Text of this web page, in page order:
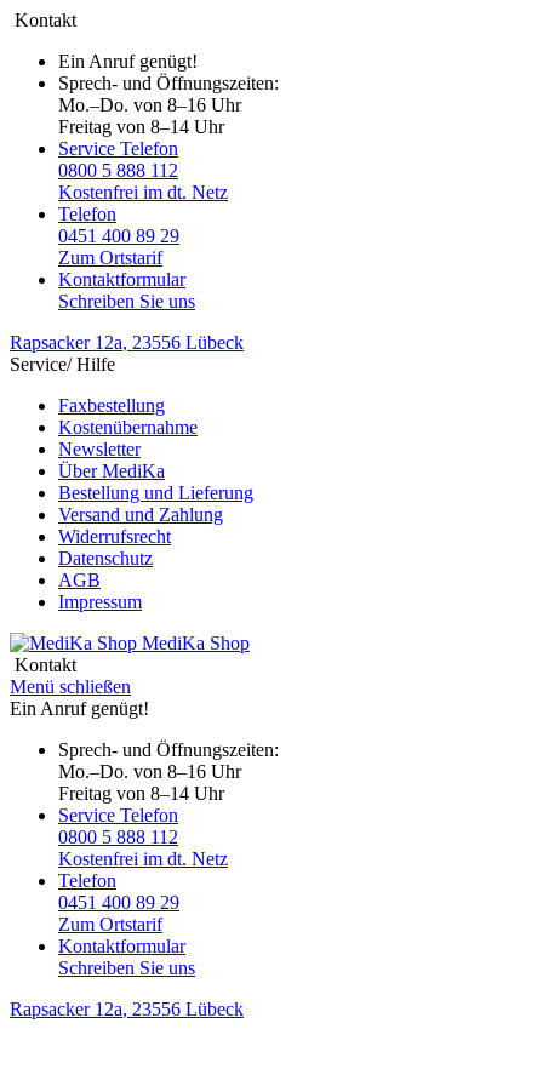
Kontakt
Ein Anruf genügt!
Sprech- und Öffnungszeiten:
Mo.–Do. von 8–16 Uhr
Freitag von 8–14 Uhr
Service Telefon
0800 5 888 112
Kostenfrei im dt. Netz
Telefon
0451 400 89 29
Zum Ortstarif
Kontaktformular
Schreiben Sie uns
Rapsacker 12a, 23556 Lübeck
Service/ Hilfe
Faxbestellung
Kostenübernahme
Newsletter
Über MediKa
Bestellung und Lieferung
Versand und Zahlung
Widerrufsrecht
Datenschutz
AGB
Impressum
MediKa Shop
Kontakt
Menü schließen
Ein Anruf genügt!
Sprech- und Öffnungszeiten:
Mo.–Do. von 8–16 Uhr
Freitag von 8–14 Uhr
Service Telefon
0800 5 888 112
Kostenfrei im dt. Netz
Telefon
0451 400 89 29
Zum Ortstarif
Kontaktformular
Schreiben Sie uns
Rapsacker 12a, 23556 Lübeck